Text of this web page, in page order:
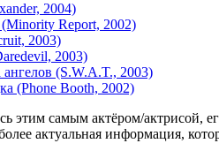
2004)
Report, 2002)
2003)
2003)
ангелов (S.W.A.T., 2003)
(Phone Booth, 2002)
этим самым актёром/актрисой,
актуальная информация,